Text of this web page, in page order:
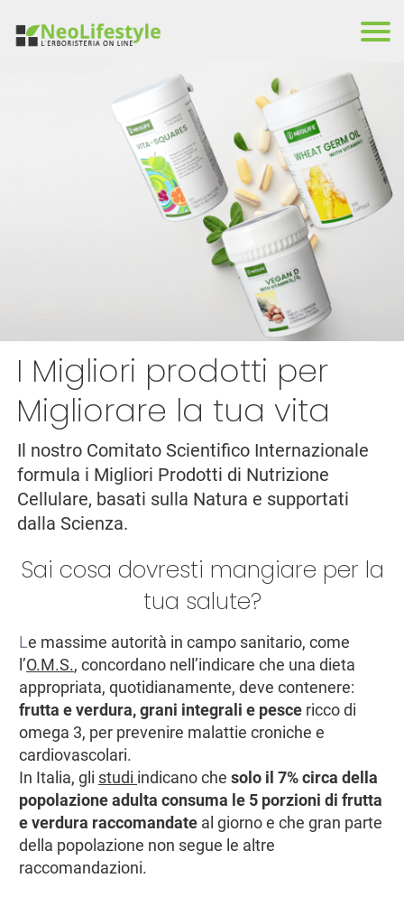
I Migliori prodotti per
Migliorare la tua vita
Il nostro Comitato Scientifico Internazionale
formula i Migliori Prodotti di Nutrizione
Cellulare, basati sulla Natura e supportati
dalla Scienza.
Sai cosa dovresti mangiare per la
tua salute?
Le massime autorità in campo sanitario, come
l’O.M.S., concordano nell’indicare che una dieta
appropriata, quotidianamente, deve contenere:
frutta e verdura, grani integrali e pesce ricco di
omega 3, per prevenire malattie croniche e
cardiovascolari.
In Italia, gli studi indicano che solo il 7% circa della
popolazione adulta consuma le 5 porzioni di frutta
e verdura raccomandate al giorno e che gran parte
della popolazione non segue le altre
raccomandazioni.